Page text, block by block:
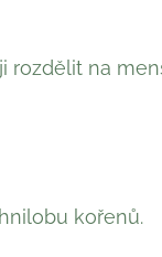
rozdělit na
kořenů.